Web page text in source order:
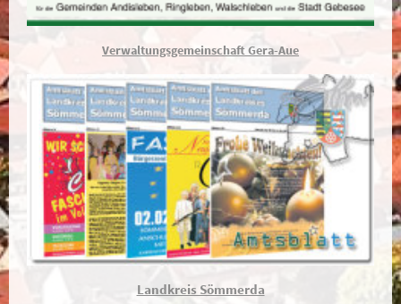
Verwaltungsgemeinschaft Gera-Aue
Landkreis Sömmerda